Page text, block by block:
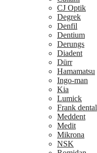
CJ Optik
Degrek
Denfil
Dentium
Derungs
Diadent
Dürr
Hamamatsu
Ingo-man
Kia
Lumick
Frank dental
Meddent
Medit
Mikrona
NSK